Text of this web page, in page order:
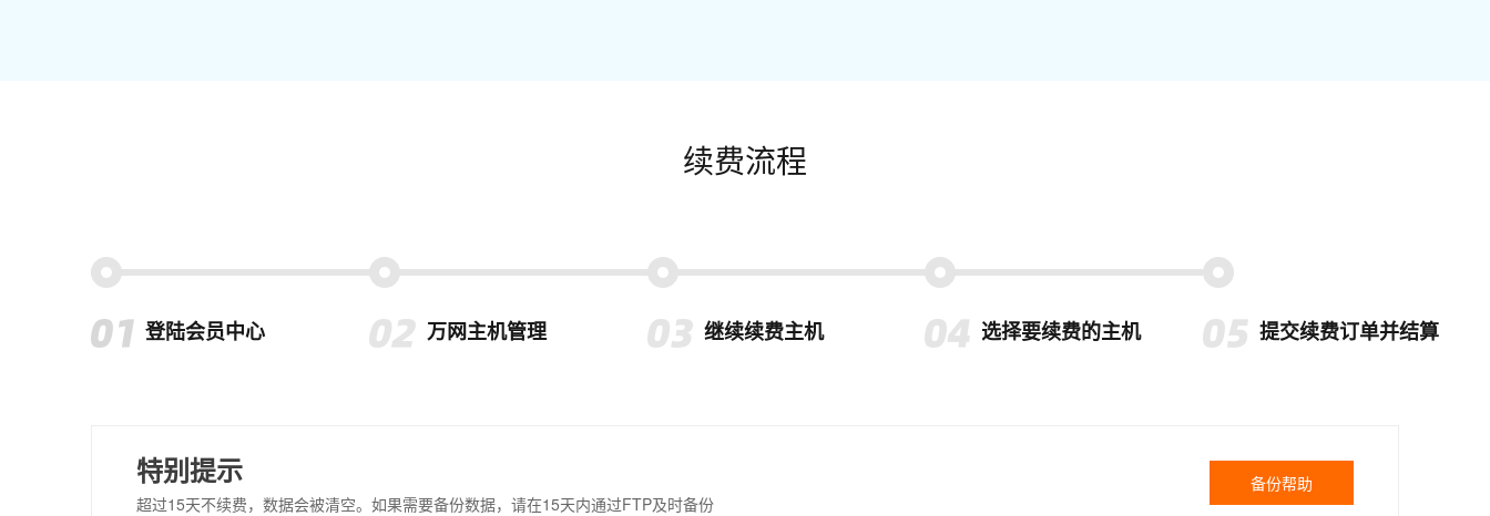
续费流程
登陆会员中心 万网主机管理 继续续费主机 选择要续费的主机 提交续费订单并结算
特别提示
超过15天不续费，数据会被清空。如果需要备份数据，请在15天内通过FTP及时备份
备份帮助